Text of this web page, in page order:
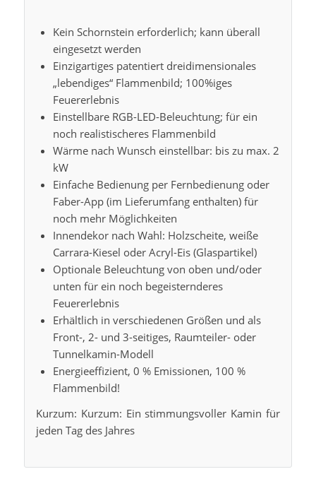
Kein Schornstein erforderlich; kann überall
eingesetzt werden
Einzigartiges patentiert dreidimensionales
„lebendiges“ Flammenbild; 100%iges
Feuererlebnis
Einstellbare RGB-LED-Beleuchtung; für ein
noch realistischeres Flammenbild
Wärme nach Wunsch einstellbar: bis zu max. 2
kW
Einfache Bedienung per Fernbedienung oder
Faber-App (im Lieferumfang enthalten) für
noch mehr Möglichkeiten
Innendekor nach Wahl: Holzscheite, weiße
Carrara-Kiesel oder Acryl-Eis (Glaspartikel)
Optionale Beleuchtung von oben und/oder
unten für ein noch begeisternderes
Feuererlebnis
Erhältlich in verschiedenen Größen und als
Front-, 2- und 3-seitiges, Raumteiler- oder
Tunnelkamin-Modell
Energieeffizient, 0 % Emissionen, 100 %
Flammenbild!
Kurzum: Kurzum: Ein stimmungsvoller Kamin für
jeden Tag des Jahres